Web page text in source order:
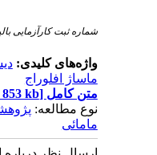
شماره ثبت کارآزمایی
واژه‌های کلیدی:
ماساژ افلوراج
متن کامل[PDF 853 kb]
نوع مطالعه:
مامائی